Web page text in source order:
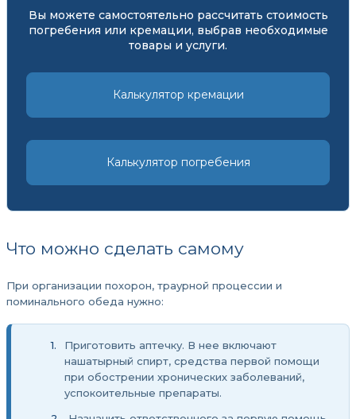
Вы можете самостоятельно рассчитать стоимость
погребения или кремации, выбрав необходимые
товары и услуги.
Калькулятор кремации
Калькулятор погребения
Что можно сделать самому
При организации похорон, траурной процессии и
поминального обеда нужно:
Приготовить аптечку. В нее включают
нашатырный спирт, средства первой помощи
при обострении хронических заболеваний,
успокоительные препараты.